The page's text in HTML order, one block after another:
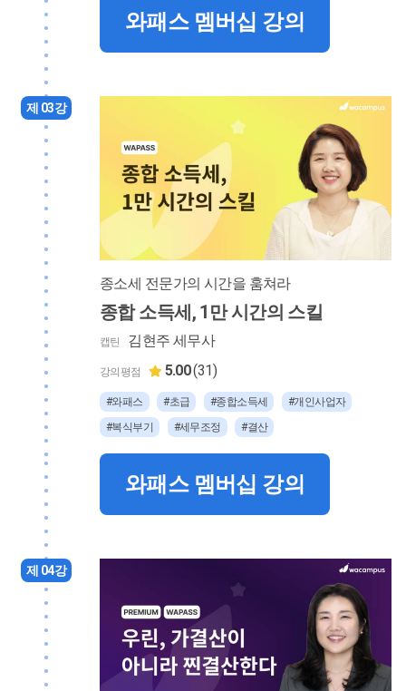
와패스 멤버십 강의
제 03강
종소세 전문가의 시간을 훔쳐라
종합 소득세, 1만 시간의 스킬
캡틴 김현주 세무사
강의평점 5.00(31)
#와패스 #초급 #종합소득세
#개인사업자
#복식부기
#세무조정 #결산
와패스 멤버십 강의
제 04강